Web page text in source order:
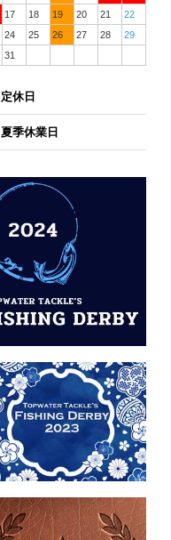
17 18 19 20 21
22
24 25 26 27 28
29
31
定休日
夏季休業日